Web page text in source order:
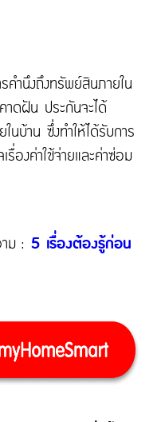
คำนึงถึงทรัพย์สินภายใน
าดฝัน ประกันจะได้
นบ้าน ซึ่งทำให้ได้รับการ
รื่องค่าใช้จ่ายและค่าซ่อม
ม : 5 เรื่องต้องรู้ก่อน